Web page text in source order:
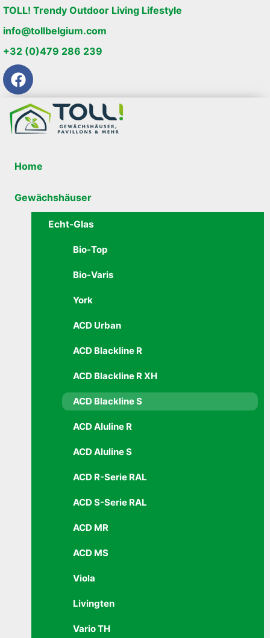
TOLL! Trendy Outdoor Living Lifestyle
info@tollbelgium.com
+32 (0)479 286 239
Home
Gewächshäuser
Echt-Glas
Bio-Top
Bio-Varis
York
ACD Urban
ACD Blackline R
ACD Blackline R XH
ACD Blackline S
ACD Aluline R
ACD Aluline S
ACD R-Serie RAL
ACD S-Serie RAL
ACD MR
ACD MS
Viola
Livingten
Vario TH